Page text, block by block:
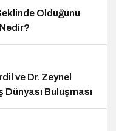
Olduğunu
ve Dr. Zeynel
Dünyası Buluşması